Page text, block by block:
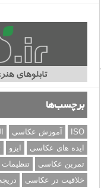
برچسب‌ها
ISO آموزش عکاسی
ایده های عکاسی
ایزو
تمرین عکاسی
تنظیمات
خلاقیت در عکاسی